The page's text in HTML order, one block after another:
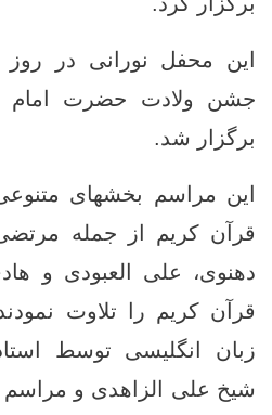
این محفل نورانی در
جشن ولادت حضرت امام
برگزار شد.
این مراسم بخشهای
قرآن کریم از جمله
دهنوی، علی العبودی و
قرآن کریم را تلاوت
زبان انگلیسی توسط
شیخ علی الزاهدی و مراسم